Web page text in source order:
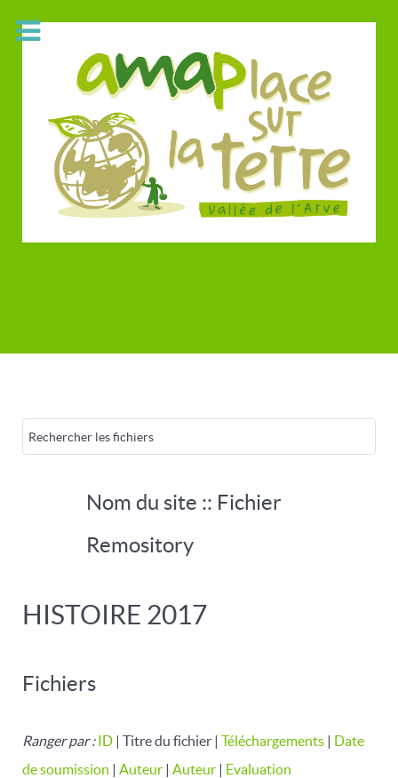
Nom du site :: Fichier
Remository
HISTOIRE 2017
Fichiers
Ranger par :ID | Titre du fichier | Téléchargements | Date
de soumission | Auteur | Auteur | Evaluation